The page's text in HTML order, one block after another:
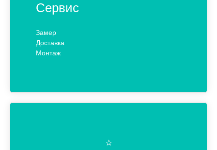
Сервис
Замер
Доставка
Монтаж
⭐️